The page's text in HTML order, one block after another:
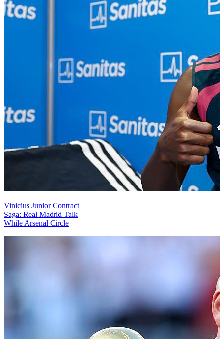
Vinicius Junior Contract
Saga: Real Madrid Talk
While Arsenal Circle